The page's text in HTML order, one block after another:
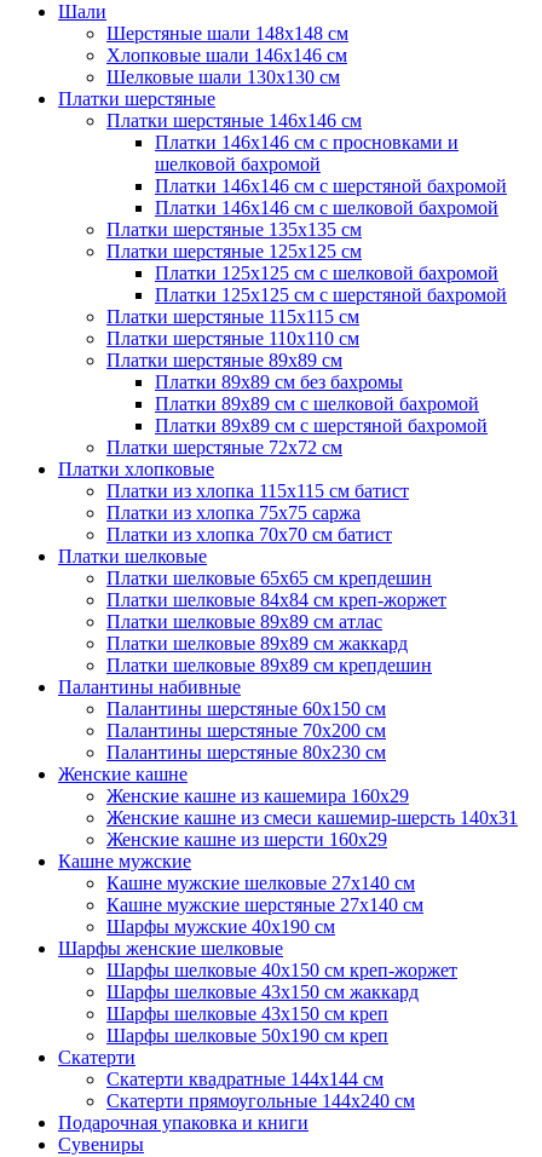
Шали
Шерстяные шали 148х148 см
Хлопковые шали 146х146 см
Шелковые шали 130х130 см
Платки шерстяные
Платки шерстяные 146х146 см
Платки 146х146 см с просновками и
шелковой бахромой
Платки 146х146 см с шерстяной бахромой
Платки 146х146 см с шелковой бахромой
Платки шерстяные 135х135 см
Платки шерстяные 125х125 см
Платки 125х125 см с шелковой бахромой
Платки 125х125 см с шерстяной бахромой
Платки шерстяные 115х115 см
Платки шерстяные 110х110 см
Платки шерстяные 89х89 см
Платки 89х89 см без бахромы
Платки 89х89 см с шелковой бахромой
Платки 89х89 см с шерстяной бахромой
Платки шерстяные 72х72 см
Платки хлопковые
Платки из хлопка 115х115 см батист
Платки из хлопка 75х75 саржа
Платки из хлопка 70х70 см батист
Платки шелковые
Платки шелковые 65х65 см крепдешин
Платки шелковые 84х84 см креп-жоржет
Платки шелковые 89х89 см атлас
Платки шелковые 89х89 см жаккард
Платки шелковые 89х89 см крепдешин
Палантины набивные
Палантины шерстяные 60х150 см
Палантины шерстяные 70х200 см
Палантины шерстяные 80х230 см
Женские кашне
Женские кашне из кашемира 160х29
Женские кашне из смеси кашемир-шерсть 140х31
Женские кашне из шерсти 160х29
Кашне мужские
Кашне мужские шелковые 27х140 см
Кашне мужские шерстяные 27х140 см
Шарфы мужские 40х190 см
Шарфы женские шелковые
Шарфы шелковые 40х150 см креп-жоржет
Шарфы шелковые 43х150 см жаккард
Шарфы шелковые 43х150 см креп
Шарфы шелковые 50х190 см креп
Скатерти
Скатерти квадратные 144х144 см
Скатерти прямоугольные 144х240 см
Подарочная упаковка и книги
Сувениры